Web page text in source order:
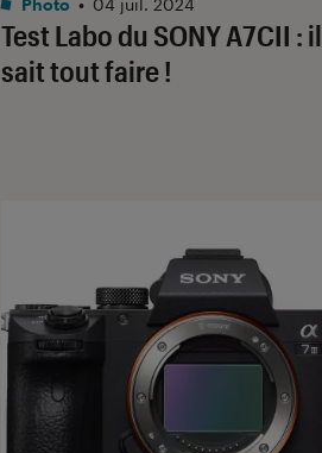
Test Labo du SONY A7CII : il
sait tout faire !